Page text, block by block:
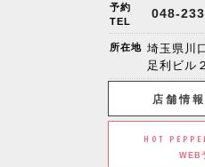
予約
TEL
048-
所在地 埼玉県川
足利ビル
店舗情
HOT
WEB